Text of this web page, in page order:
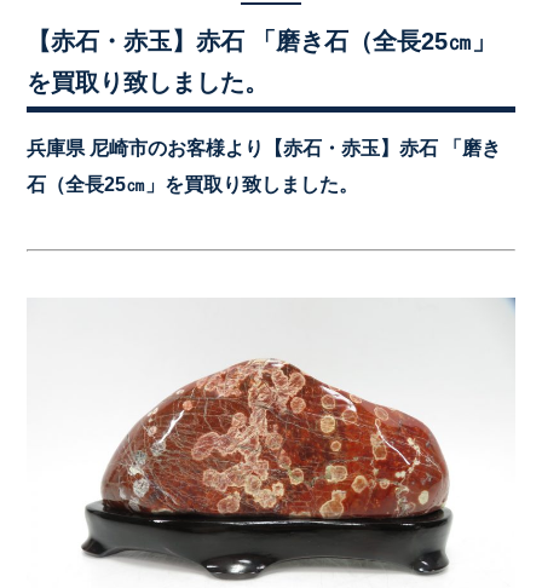
【赤石・赤玉】赤石 「磨き石（全長25㎝」
を買取り致しました。
兵庫県 尼崎市のお客様より【赤石・赤玉】赤石 「磨き
石（全長25㎝」を買取り致しました。